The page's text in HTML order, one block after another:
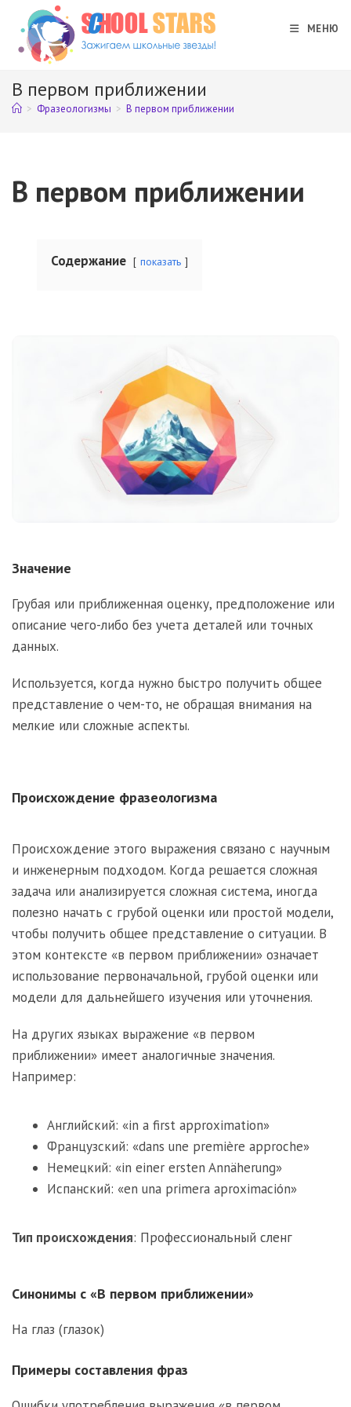
Перейти
содержимому
МЕНЮ
В первом приближении
> Фразеологизмы > В первом приближении
В первом приближении
Содержание показать
Значение
Грубая или приближенная оценку, предположение или
описание чего-либо без учета деталей или точных
данных.
Используется, когда нужно быстро получить общее
представление о чем-то, не обращая внимания на
мелкие или сложные аспекты.
Происхождение фразеологизма
Происхождение этого выражения связано с научным
и инженерным подходом. Когда решается сложная
задача или анализируется сложная система, иногда
полезно начать с грубой оценки или простой модели,
чтобы получить общее представление о ситуации. В
этом контексте «в первом приближении» означает
использование первоначальной, грубой оценки или
модели для дальнейшего изучения или уточнения.
На других языках выражение «в первом
приближении» имеет аналогичные значения.
Например:
Английский: «in a first approximation»
Французский: «dans une première approche»
Немецкий: «in einer ersten Annäherung»
Испанский: «en una primera aproximación»
Тип происхождения: Профессиональный сленг
Синонимы с «В первом приближении»
На глаз (глазок)
Примеры составления фраз